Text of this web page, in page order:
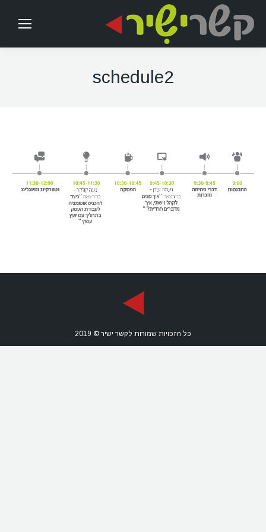
schedule2
כל הזכויות שמורות לקשר ישיר © 2019